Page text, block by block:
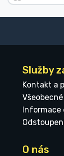
Služby
Kontakt a
Informace
O nás